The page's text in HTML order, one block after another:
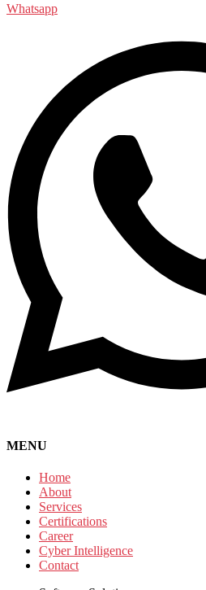
Whatsapp
MENU
Home
About
Services
Certifications
Career
Cyber Intelligence
Contact